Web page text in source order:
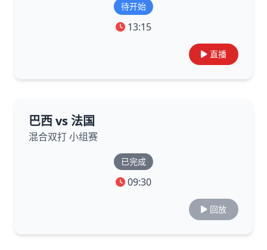
待开始
13:15
直播
巴西 vs 法国
混合双打 小组赛
已完成
09:30
回放